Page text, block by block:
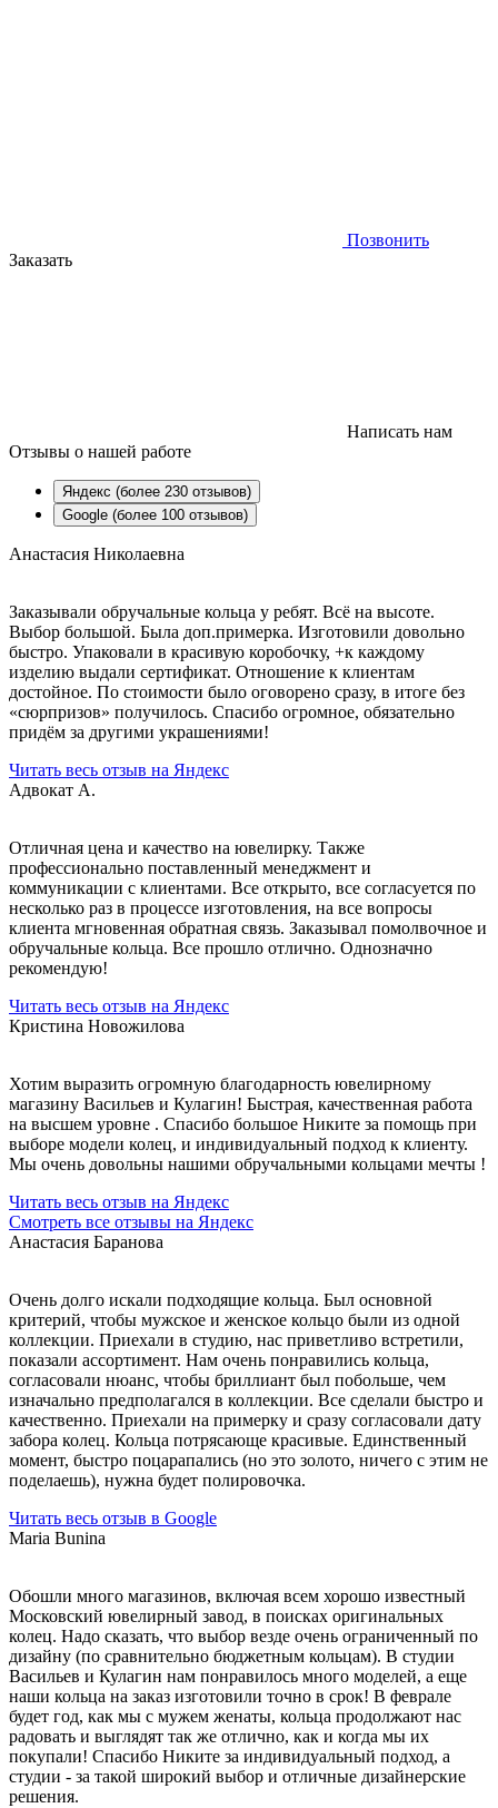
Позвонить
Заказать
Написать нам
Отзывы о нашей работе
Яндекс (более 230 отзывов)
Google (более 100 отзывов)
Анастасия Николаевна
Заказывали обручальные кольца у ребят. Всё на высоте.
Выбор большой. Была доп.примерка. Изготовили довольно
быстро. Упаковали в красивую коробочку, +к каждому
изделию выдали сертификат. Отношение к клиентам
достойное. По стоимости было оговорено сразу, в итоге без
«сюрпризов» получилось. Спасибо огромное, обязательно
придём за другими украшениями!
Читать весь отзыв на Яндекс
Адвокат А.
Отличная цена и качество на ювелирку. Также
профессионально поставленный менеджмент и
коммуникации с клиентами. Все открыто, все согласуется по
несколько раз в процессе изготовления, на все вопросы
клиента мгновенная обратная связь. Заказывал помолвочное и
обручальные кольца. Все прошло отлично. Однозначно
рекомендую!
Читать весь отзыв на Яндекс
Кристина Новожилова
Хотим выразить огромную благодарность ювелирному
магазину Васильев и Кулагин! Быстрая, качественная работа
на высшем уровне . Спасибо большое Никите за помощь при
выборе модели колец, и индивидуальный подход к клиенту.
Мы очень довольны нашими обручальными кольцами мечты !
Читать весь отзыв на Яндекс
Смотреть все отзывы на Яндекс
Анастасия Баранова
Очень долго искали подходящие кольца. Был основной
критерий, чтобы мужское и женское кольцо были из одной
коллекции. Приехали в студию, нас приветливо встретили,
показали ассортимент. Нам очень понравились кольца,
согласовали нюанс, чтобы бриллиант был побольше, чем
изначально предполагался в коллекции. Все сделали быстро и
качественно. Приехали на примерку и сразу согласовали дату
забора колец. Кольца потрясающе красивые. Единственный
момент, быстро поцарапались (но это золото, ничего с этим не
поделаешь), нужна будет полировочка.
Читать весь отзыв в Google
Maria Bunina
Обошли много магазинов, включая всем хорошо известный
Московский ювелирный завод, в поисках оригинальных
колец. Надо сказать, что выбор везде очень ограниченный по
дизайну (по сравнительно бюджетным кольцам). В студии
Васильев и Кулагин нам понравилось много моделей, а еще
наши кольца на заказ изготовили точно в срок! В феврале
будет год, как мы с мужем женаты, кольца продолжают нас
радовать и выглядят так же отлично, как и когда мы их
покупали! Спасибо Никите за индивидуальный подход, а
студии - за такой широкий выбор и отличные дизайнерские
решения.